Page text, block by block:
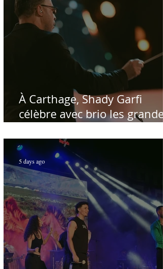
À Carthage, Shady Garfi
célèbre avec brio les grandes
Par Sofien Manaï
5 days ago